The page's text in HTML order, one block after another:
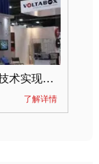
能量密度304Wh/kg！宁德时代电池技术实现突破
了解详情